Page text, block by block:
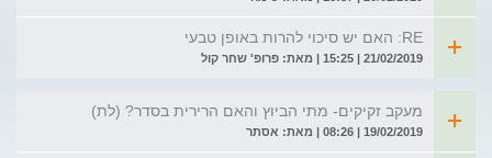
RE: האם יש סיכוי להרות באופן טבעי
21/02/2019 | 15:25 | מאת: פרופ' שחר קול
מעקב זקיקים- מתי הביוץ והאם הרירית בסדר? (לת)
19/02/2019 | 08:26 | מאת: אסתר